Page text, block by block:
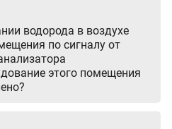
водорода в воздухе
по сигналу от
этого помещения